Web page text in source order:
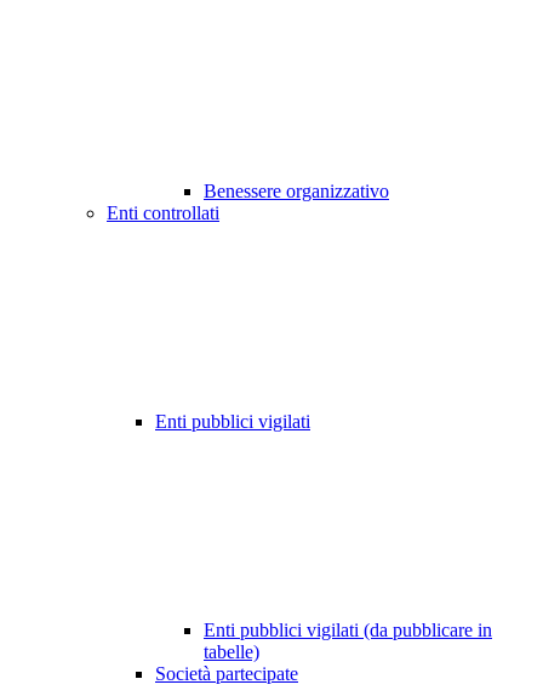
Benessere organizzativo
Enti controllati
Enti pubblici vigilati
Enti pubblici vigilati (da pubblicare in
tabelle)
Società partecipate